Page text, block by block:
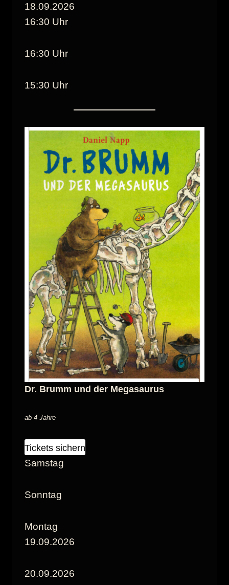
18.09.2026
16:30 Uhr
16:30 Uhr
15:30 Uhr
Dr. Brumm und der Megasaurus
ab 4 Jahre
Tickets sichern
Samstag
Sonntag
Montag
19.09.2026
20.09.2026